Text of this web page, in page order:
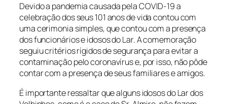
Devido a pandemia causada pela COVID-19 a
celebração dos seus 101 anos de vida contou com
uma cerimonia simples, que contou com a presença
dos funcionários e idosos do Lar. A comemoração
seguiu critérios rígidos de segurança para evitar a
contaminação pelo coronavírus e, por isso, não pôde
contar com a presença de seus familiares e amigos.
É importante ressaltar que alguns idosos do Lar dos